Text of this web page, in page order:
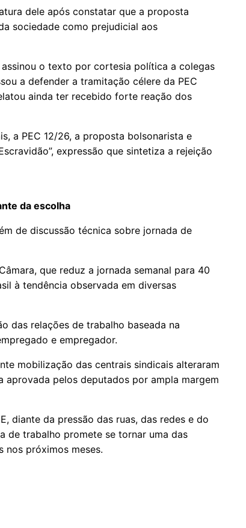
dele após constatar que a proposta
sociedade como prejudicial aos
o texto por cortesia política a colegas
a defender a tramitação célere da PEC
ainda ter recebido forte reação dos
a PEC 12/26, a proposta bolsonarista e
expressão que sintetiza a rejeição
da escolha
de discussão técnica sobre jornada de
que reduz a jornada semanal para 40
à tendência observada em diversas
das relações de trabalho baseada na
e empregador.
mobilização das centrais sindicais alteraram
pelos deputados por ampla margem
diante da pressão das ruas, das redes e do
de trabalho promete se tornar uma das
nos próximos meses.